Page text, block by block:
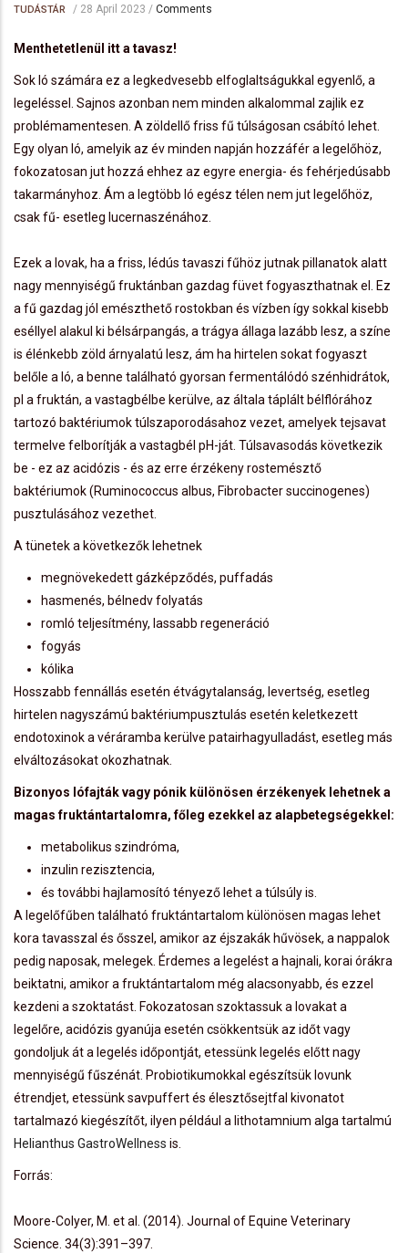
TUDÁSTÁR / 28 April 2023 / Comments
Menthetetlenül itt a tavasz!
Sok ló számára ez a legkedvesebb elfoglaltságukkal egyenlő, a
legeléssel. Sajnos azonban nem minden alkalommal zajlik ez
problémamentesen. A zöldellő friss fű túlságosan csábító lehet.
Egy olyan ló, amelyik az év minden napján hozzáfér a legelőhöz,
fokozatosan jut hozzá ehhez az egyre energia- és fehérjedúsabb
takarmányhoz. Ám a legtöbb ló egész télen nem jut legelőhöz,
csak fű- esetleg lucernaszénához.
Ezek a lovak, ha a friss, lédús tavaszi fűhöz jutnak pillanatok alatt
nagy mennyiségű fruktánban gazdag füvet fogyaszthatnak el. Ez
a fű gazdag jól emészthető rostokban és vízben így sokkal kisebb
eséllyel alakul ki bélsárpangás, a trágya állaga lazább lesz, a színe
is élénkebb zöld árnyalatú lesz, ám ha hirtelen sokat fogyaszt
belőle a ló, a benne található gyorsan fermentálódó szénhidrátok,
pl a fruktán, a vastagbélbe kerülve, az általa táplált bélflórához
tartozó baktériumok túlszaporodásahoz vezet, amelyek tejsavat
termelve felborítják a vastagbél pH-ját. Túlsavasodás következik
be - ez az acidózis - és az erre érzékeny rostemésztő
baktériumok (Ruminococcus albus, Fibrobacter succinogenes)
pusztulásához vezethet.
A tünetek a következők lehetnek
megnövekedett gázképződés, puffadás
hasmenés, bélnedv folyatás
romló teljesítmény, lassabb regeneráció
fogyás
kólika
Hosszabb fennállás esetén étvágytalanság, levertség, esetleg
hirtelen nagyszámú baktériumpusztulás esetén keletkezett
endotoxinok a véráramba kerülve patairhagyulladást, esetleg más
elváltozásokat okozhatnak.
Bizonyos lófajták vagy pónik különösen érzékenyek lehetnek a
magas fruktántartalomra, főleg ezekkel az alapbetegségekkel:
metabolikus szindróma,
inzulin rezisztencia,
és további hajlamosító tényező lehet a túlsúly is.
A legelőfűben található fruktántartalom különösen magas lehet
kora tavasszal és ősszel, amikor az éjszakák hűvösek, a nappalok
pedig naposak, melegek. Érdemes a legelést a hajnali, korai órákra
beiktatni, amikor a fruktántartalom még alacsonyabb, és ezzel
kezdeni a szoktatást. Fokozatosan szoktassuk a lovakat a
legelőre, acidózis gyanúja esetén csökkentsük az időt vagy
gondoljuk át a legelés időpontját, etessünk legelés előtt nagy
mennyiségű fűszénát. Probiotikumokkal egészítsük lovunk
étrendjet, etessünk savpuffert és élesztősejtfal kivonatot
tartalmazó kiegészítőt, ilyen például a lithotamnium alga tartalmú
Helianthus GastroWellness is.
Forrás:
Moore-Colyer, M. et al. (2014). Journal of Equine Veterinary
Science. 34(3):391–397.